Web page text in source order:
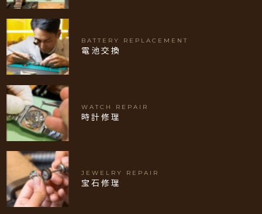
BATTERY REPLACEMENT
電池交換
WATCH REPAIR
時計修理
JEWELRY REPAIR
宝石修理